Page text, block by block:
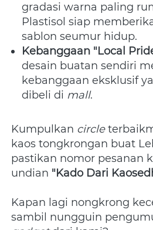
gradasi warna paling
Plastisol siap
sablon seumur hidup.
Kebanggaan "Local
desain buatan sendiri
kebanggaan eksklusif
dibeli di mall.
Kumpulkan circle
kaos tongkrongan buat
pastikan nomor pesanan
undian "Kado Dari
Kapan lagi nongkrong